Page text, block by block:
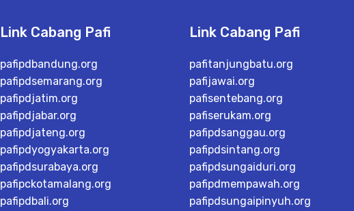
Link Cabang Pafi
pafipdbandung.org
pafipdsemarang.org
pafipdjatim.org
pafipdjabar.org
pafipdjateng.org
pafipdyogyakarta.org
pafipdsurabaya.org
pafipckotamalang.org
pafipdbali.org
Link Cabang Pafi
pafitanjungbatu.org
pafijawai.org
pafisentebang.org
pafiserukam.org
pafipdsanggau.org
pafipdsintang.org
pafipdsungaiduri.org
pafipdmempawah.org
pafipdsungaipinyuh.org